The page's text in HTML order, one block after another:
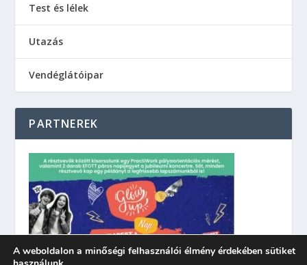
Test és lélek
Utazás
Vendéglátóipar
PARTNEREK
A weboldalon a minőségi felhasználói élmény érdekében sütiket